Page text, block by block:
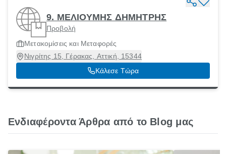
9. ΜΕΛΙΟΥΜΗΣ ΔΗΜΗΤΡΗΣ
Προβολή
Μετακομίσεις και Μεταφορές
Νιγρίτης 15, Γέρακας, Αττική, 15344
Κάλεσε Τώρα
Ενδιαφέροντα Άρθρα από το Blog μας